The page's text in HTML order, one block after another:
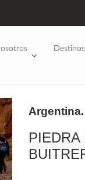
Destinos
Argentina.
PIEDRA